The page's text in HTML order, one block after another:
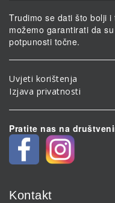
Trudimo se dati što bolji
možemo garantirati da
potpunosti točne.
Uvjeti korištenja
Izjava privatnosti
Pratite nas na
Kontakt